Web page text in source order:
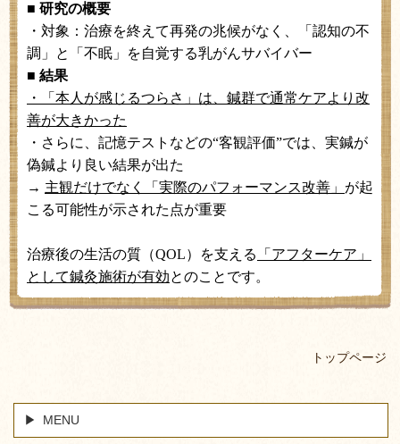
■ 研究の概要
・対象：治療を終えて再発の兆候がなく、「認知の不
調」と「不眠」を自覚する乳がんサバイバー
■ 結果
・「本人が感じるつらさ」は、鍼群で通常ケアより改
善が大きかった
・さらに、記憶テストなどの“客観評価”では、実鍼が
偽鍼より良い結果が出た
→ 主観だけでなく「実際のパフォーマンス改善」 が起
こる可能性が示された点が重要
治療後の生活の質（QOL）を支える
「アフターケア」
として鍼灸施術が有効とのことです。
トップページ
MENU